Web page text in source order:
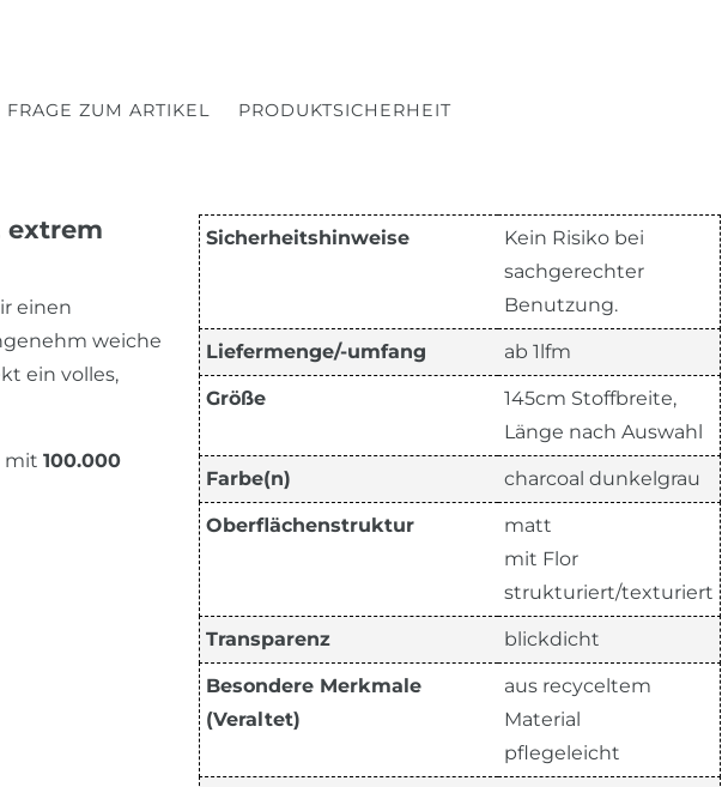
FRAGE ZUM ARTIKEL PRODUKTSICHERHEIT
extrem
einen
weiche
ein volles,
mit 100.000
Sicherheitshinweise
Kein Risiko bei
sachgerechter
Benutzung.
Liefermenge/-umfang ab 1lfm
Größe
145cm Stoffbreite,
Länge nach Auswahl
Farbe(n) charcoal dunkelgrau
Oberflächenstruktur
matt
mit Flor
strukturiert/texturiert
Transparenz blickdicht
Besondere Merkmale
(Veraltet)
aus recyceltem
Material
pflegeleicht